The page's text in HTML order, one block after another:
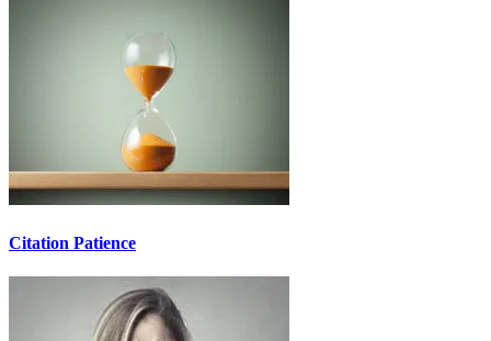
Citation Patience